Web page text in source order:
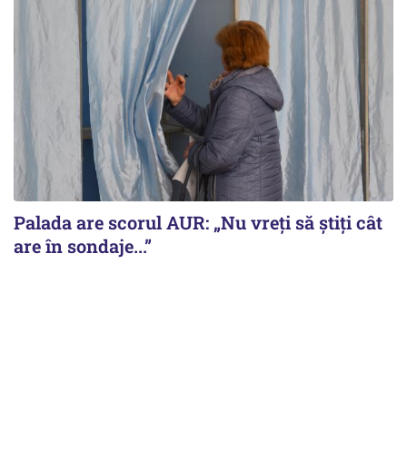
Palada are scorul AUR: „Nu vreți să știți cât
are în sondaje...”